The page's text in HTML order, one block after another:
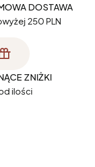
DOSTAWA
250 PLN
ZNIŻKI
ilości